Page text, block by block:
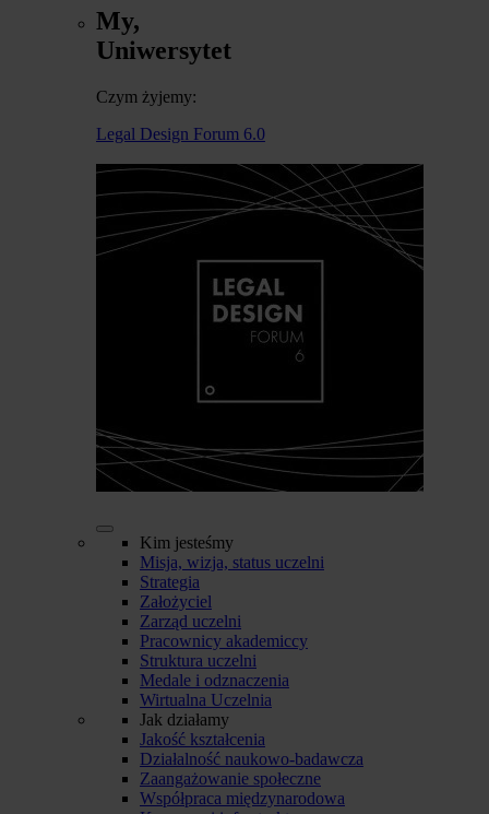
My,
Uniwersytet
Czym żyjemy:
Legal Design Forum 6.0
Kim jesteśmy
Misja, wizja, status uczelni
Strategia
Założyciel
Zarząd uczelni
Pracownicy akademiccy
Struktura uczelni
Medale i odznaczenia
Wirtualna Uczelnia
Jak działamy
Jakość kształcenia
Działalność naukowo-badawcza
Zaangażowanie społeczne
Współpraca międzynarodowa